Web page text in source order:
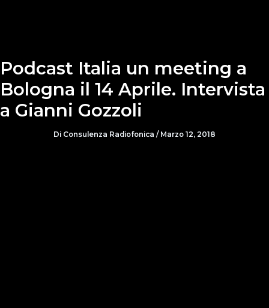
Podcast Italia un meeting a
Bologna il 14 Aprile. Intervista
a Gianni Gozzoli
Di Consulenza Radiofonica / Marzo 12, 2018